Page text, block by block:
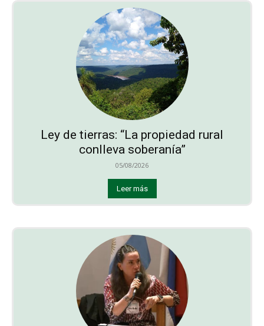
Ley de tierras: “La propiedad rural
conlleva soberanía”
05/08/2026
Leer más